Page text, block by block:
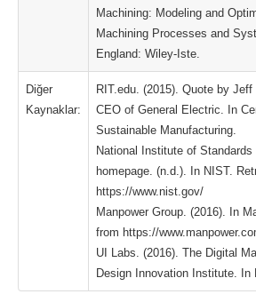
Machining: Modeling and
Machining Processes and
England: Wiley-Iste.
Diğer
Kaynaklar:
RIT.edu. (2015). Quote by
CEO of General Electric. In
Sustainable Manufacturing.
National Institute of Standards
homepage. (n.d.). In NIST.
https://www.nist.gov/
Manpower Group. (2016). In
from https://
UI Labs. (2016). The Digital
Design Innovation Institute. In